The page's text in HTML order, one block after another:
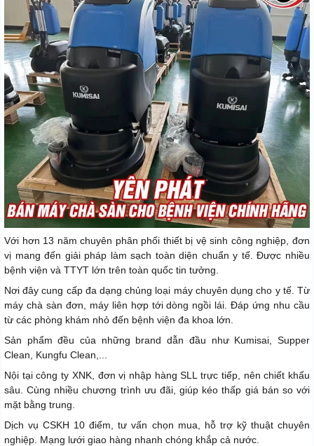
Với hơn 13 năm chuyên phân phối thiết bị vệ sinh công nghiệp, đơn
vị mang đến giải pháp làm sạch toàn diện chuẩn y tế. Được nhiều
bệnh viện và TTYT lớn trên toàn quốc tin tưởng.
Nơi đây cung cấp đa dạng chủng loại máy chuyên dụng cho y tế. Từ
máy chà sàn đơn, máy liên hợp tới dòng ngồi lái. Đáp ứng nhu cầu
từ các phòng khám nhỏ đến bệnh viện đa khoa lớn.
Sản phẩm đều của những brand dẫn đầu như Kumisai, Supper
Clean, Kungfu Clean,...
Nội tại công ty XNK, đơn vị nhập hàng SLL trực tiếp, nên chiết khấu
sâu. Cùng nhiều chương trình ưu đãi, giúp kéo thấp giá bán so với
mặt bằng trung.
Dịch vụ CSKH 10 điểm, tư vấn chọn mua, hỗ trợ kỹ thuật chuyên
nghiệp. Mạng lưới giao hàng nhanh chóng khắp cả nước.